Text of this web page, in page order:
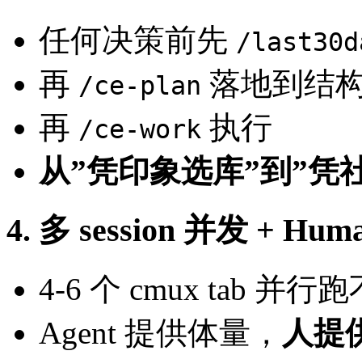
任何决策前先 /
再 /ce-plan 落地到结
再 /ce-work 执行
从”凭印象选库”到”凭
4. 多 session 并发 +
4-6 个 cmux tab 并行
Agent 提供体量， 人提